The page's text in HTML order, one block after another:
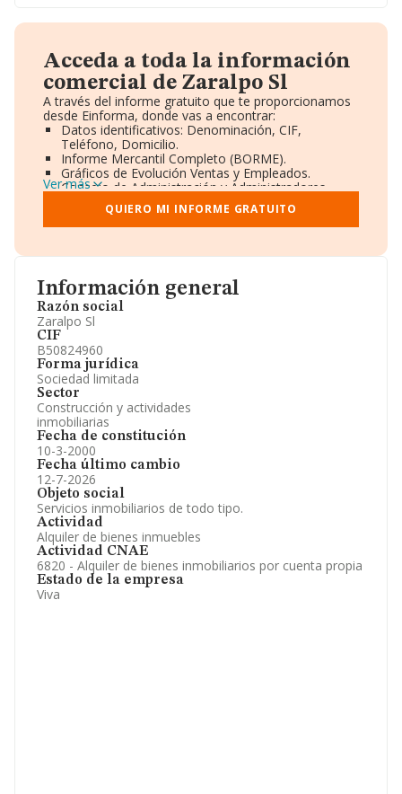
Información general
Razón social
Zaralpo Sl
CIF
B50824960
Forma jurídica
Sociedad limitada
Sector
Construcción y actividades
inmobiliarias
Fecha de constitución
10-3-2000
Fecha último cambio
12-7-2026
Objeto social
Servicios inmobiliarios de todo tipo.
Actividad
Alquiler de bienes inmuebles
Actividad CNAE
6820 - Alquiler de bienes inmobiliarios por cuenta propia
Estado de la empresa
Viva
Acceda a toda la información
comercial de Zaralpo Sl
A través del informe gratuito que te proporcionamos
desde Einforma, donde vas a encontrar:
Datos identificativos: Denominación, CIF,
Teléfono, Domicilio.
Informe Mercantil Completo (BORME).
Gráficos de Evolución Ventas y Empleados.
Consejo de Administración y Administradores.
Directivos y Ejecutivos.
Accionistas.
Participaciones y Vinculaciones en otras empresas.
Información oficial y registral complementaria.
Ver más
QUIERO MI INFORME GRATUITO